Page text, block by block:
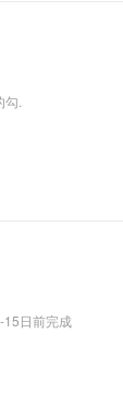
.
15日前完成